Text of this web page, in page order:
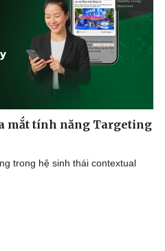
mắt tính năng Targeting
trong hệ sinh thái contextual